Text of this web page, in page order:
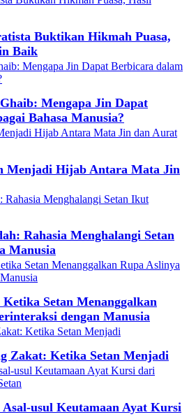
Buktikan Hikmah Puasa,
Baik
Mengapa Jin Dapat
Bahasa Manusia?
Menjadi Hijab Antara Mata Jin
Rahasia Menghalangi Setan
Manusia
Ketika Setan Menanggalkan
dengan Manusia
Zakat: Ketika Setan Menjadi
usul Keutamaan Ayat Kursi